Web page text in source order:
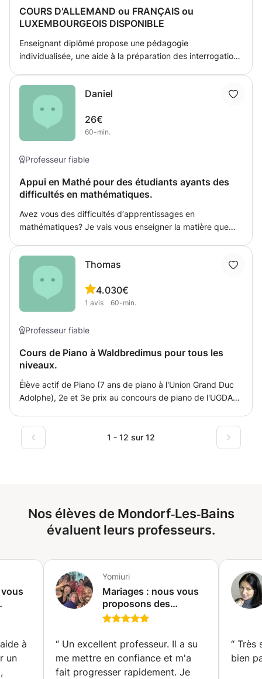
COURS D'ALLEMAND ou FRANÇAIS ou
LUXEMBOURGEOIS DISPONIBLE
Enseignant diplômé propose une pédagogie
individualisée, une aide à la préparation des interrogations
leçon et fournis périodiquement des rapports
d'avancement.Je prépare mes cours qui sont basée sur
mes anciens cours. Je me tiens a dispositions pour toute
information . Possibilité d'enseigné l'allemand,le
DESIRENT LES COURS PEUVENT SE FAIRE PAR WEBCAM*
Daniel
26€
60-min.
Professeur fiable
Appui en Mathé pour des étudiants ayants des
difficultés en mathématiques.
Avez vous des difficultés d‘apprentissages en
mathématiques? Je vais vous enseigner la matière que
et le volet des résolutions des problèmes seront aussi
enseignés.
Thomas
4.0
1 avis
30€
60-min.
Professeur fiable
Cours de Piano à Waldbredimus pour tous les
niveaux.
Élève actif de Piano (7 ans de piano à l'Union Grand Duc
Adolphe), 2e et 3e prix au concours de piano de l'UGDA
des cours de piano pour tous les niveaux et âges.
J'adapte mes cours en fonction du profil et du goût
1 - 12 sur 12
Nos élèves de Mondorf‑Les‑Bains
évaluent leurs professeurs.
à
un
Yomiuri
Mariages : nous vous
proposons des
chorégraphies latines
évènements!!!
(Mondorf-les-Bains)
“ Un excellent professeur. Il a su
me mettre en confiance et m'a
fait progresser rapidement. Je
“ Très
bien